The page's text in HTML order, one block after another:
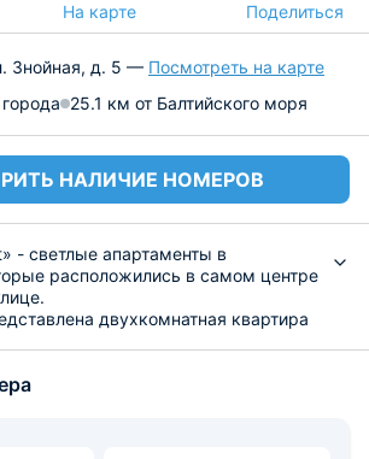
На карте Поделиться
Знойная, д. 5 — Посмотреть на карте
25.1 км от Балтийского моря
НАЛИЧИЕ НОМЕРОВ
- светлые апартаменты в
расположились в самом центре
двухкомнатная квартира
телевидение, стиральная